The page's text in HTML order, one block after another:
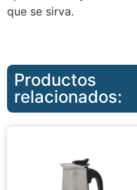
que se sirva.
Productos
relacionados: